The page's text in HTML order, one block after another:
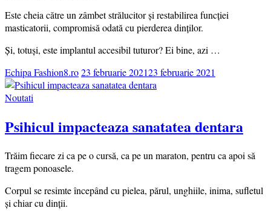
Este cheia către un zâmbet strălucitor și restabilirea funcției
masticatorii, compromisă odată cu pierderea dinților.
Și, totuși, este implantul accesibil tuturor? Ei bine, azi …
Echipa Fashion8.ro23 februarie 202123 februarie 2021
Noutati
Psihicul impacteaza sanatatea dentara
Trăim fiecare zi ca pe o cursă, ca pe un maraton, pentru ca apoi să
tragem ponoasele.
Corpul se resimte începând cu pielea, părul, unghiile, inima, sufletul
și chiar cu dinții.